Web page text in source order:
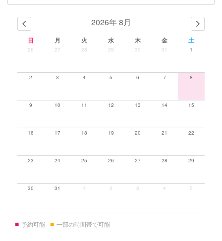
2026年 8月
日 月 火 水 木 金 土
26 27 28 29 30 31 1
2 3 4 5 6 7 8
9 10 11 12 13 14 15
16 17 18 19 20 21 22
23 24 25 26 27 28 29
30 31 1 2 3 4 5
■ 予約可能 ■ 一部の時間帯で可能